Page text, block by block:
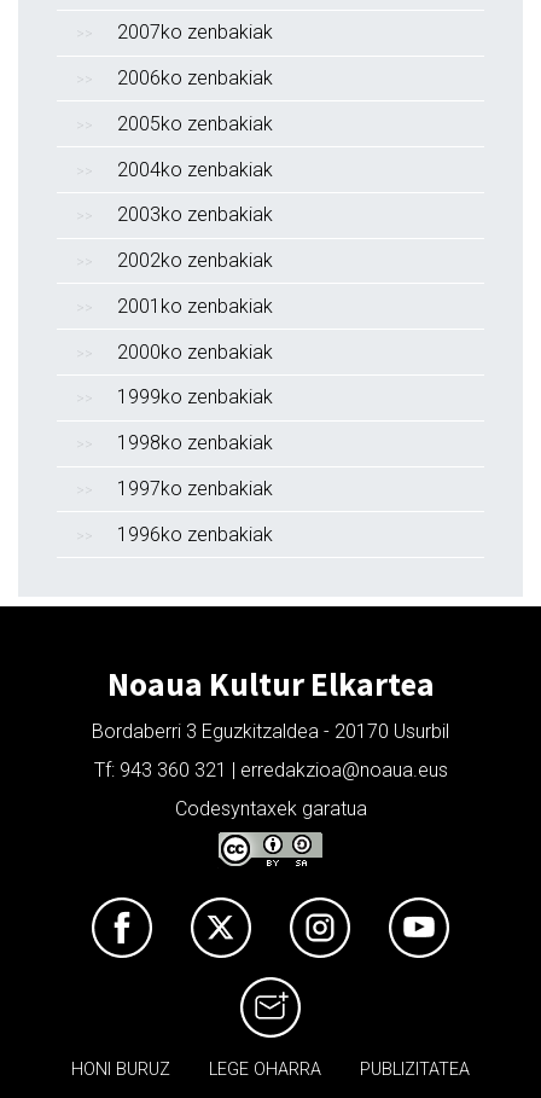
2007ko zenbakiak
2006ko zenbakiak
2005ko zenbakiak
2004ko zenbakiak
2003ko zenbakiak
2002ko zenbakiak
2001ko zenbakiak
2000ko zenbakiak
1999ko zenbakiak
1998ko zenbakiak
1997ko zenbakiak
1996ko zenbakiak
Noaua Kultur Elkartea
Bordaberri 3 Eguzkitzaldea - 20170 Usurbil
Tf: 943 360 321 | erredakzioa@noaua.eus
Codesyntaxek garatua
HONI BURUZ LEGE OHARRA PUBLIZITATEA